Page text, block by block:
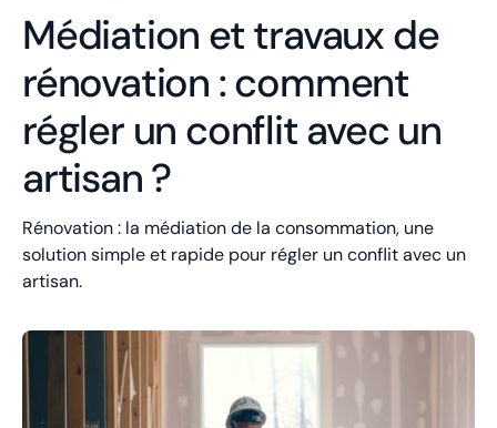
Médiation et travaux de
rénovation : comment
régler un conflit avec un
artisan ?
Rénovation : la médiation de la consommation, une
solution simple et rapide pour régler un conflit avec un
artisan.